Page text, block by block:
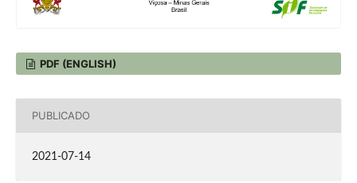
PDF (ENGLISH)
PUBLICADO
2021-07-14